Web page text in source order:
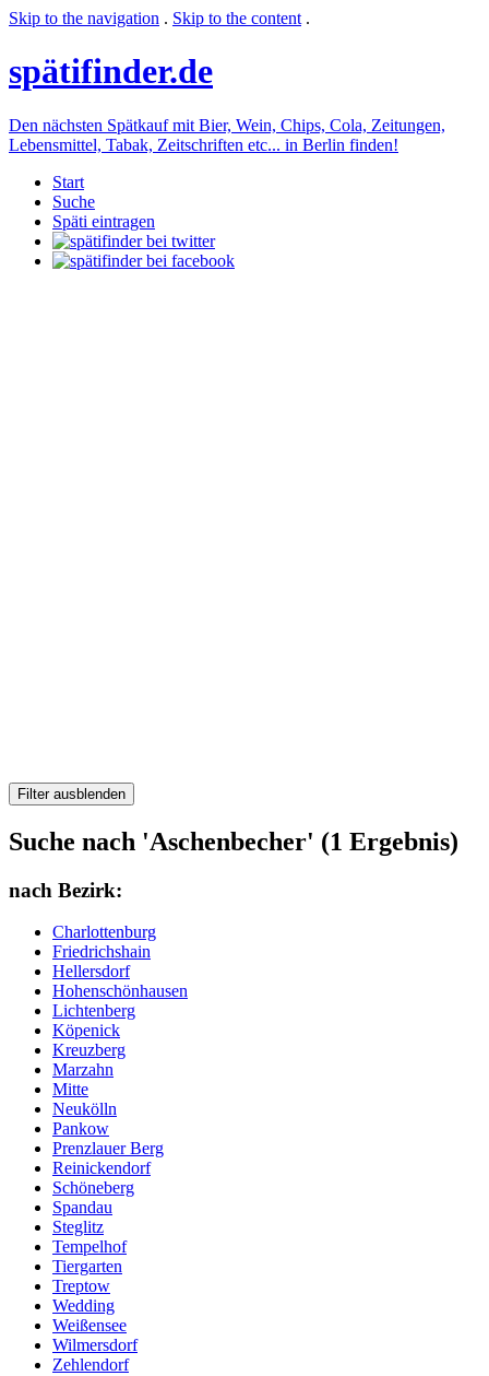
Skip to the navigation . Skip to the content .
spätifinder.de
Den nächsten Spätkauf mit Bier, Wein, Chips, Cola, Zeitungen,
Lebensmittel, Tabak, Zeitschriften etc... in Berlin finden!
Start
Suche
Späti eintragen
Filter ausblenden
Suche nach 'Aschenbecher' (1 Ergebnis)
nach Bezirk:
Charlottenburg
Friedrichshain
Hellersdorf
Hohenschönhausen
Lichtenberg
Köpenick
Kreuzberg
Marzahn
Mitte
Neukölln
Pankow
Prenzlauer Berg
Reinickendorf
Schöneberg
Spandau
Steglitz
Tempelhof
Tiergarten
Treptow
Wedding
Weißensee
Wilmersdorf
Zehlendorf